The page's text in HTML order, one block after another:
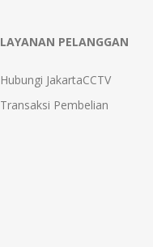
LAYANAN PELANGGAN
Hubungi JakartaCCTV
Transaksi Pembelian